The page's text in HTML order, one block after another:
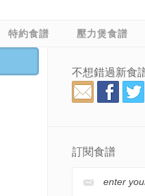
特約食譜 壓力煲食譜
不想錯過新食
訂閱食譜